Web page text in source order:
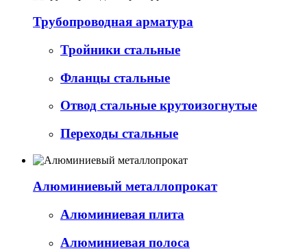
Трубопроводная арматура
Тройники стальные
Фланцы стальные
Отвод стальные крутоизогнутые
Переходы стальные
Алюминиевый металлопрокат
Алюминиевая плита
Алюминиевая полоса